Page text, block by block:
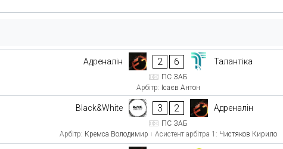
Адреналін 2 6 Талантіка
ПС ЗАБ
Арбітр: Ісаєв Антон
Black&White 3 2 Адреналін
ПС ЗАБ
Арбітр: Кремса Володимир Асистент арбітра 1: Чистяков Кирило